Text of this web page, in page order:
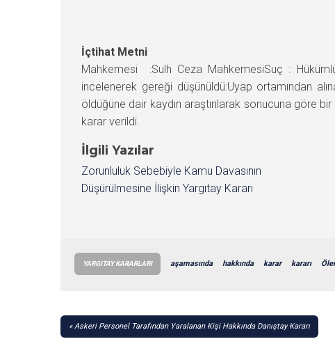
İçtihat Metni
Mahkemesi :Sulh Ceza MahkemesiSuç :
incelenerek gereği düşünüldü:Uyap ortamından
öldüğüne dair kaydın araştırılarak sonucuna göre
karar verildi.
İlgili Yazılar
Zorunluluk Sebebiyle Kamu Davasının
Düşürülmesine İlişkin Yargıtay Kararı
YARGITAY KARARLARI aşamasında hakkında karar kararı
YAZI
Askeri Personel Tarafından Yaralanan Kişi Hakkında Danıştay Kararı